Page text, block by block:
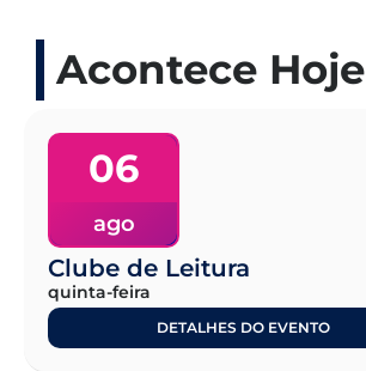
Acontece Hoje
06
ago
Clube de Leitura
quinta-feira
DETALHES DO EVENTO